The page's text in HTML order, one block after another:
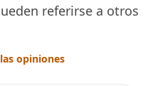
referirse a otros
opiniones